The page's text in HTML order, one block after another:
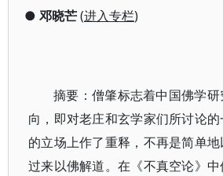
● 邓晓芒(进入专栏)
摘要：僧肇标志着中国佛学
向，即对老庄和玄学家们所讨论
的立场上作了重释，不再是简单
过来以佛解道。在《不真空论》